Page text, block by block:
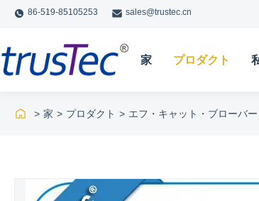
86-519-85105253 sales@trustec.cn
家 プロダクト
> 家 > プロダクト > エフ・キャット・ブローバー